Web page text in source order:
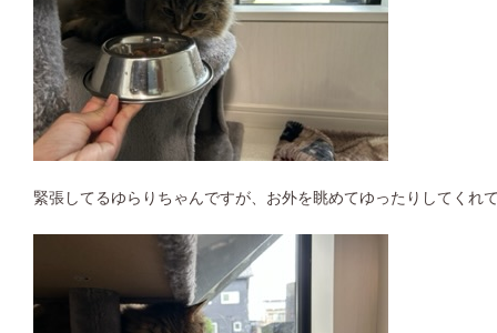
緊張してるゆらりちゃんですが、お外を眺めてゆったりしてくれ